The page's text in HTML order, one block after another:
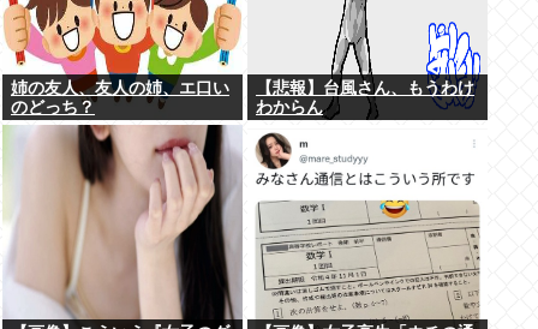
姉の友人、友人の姉、エ口い
のどっち？
【悲報】台風さん、もうわけ
わからん